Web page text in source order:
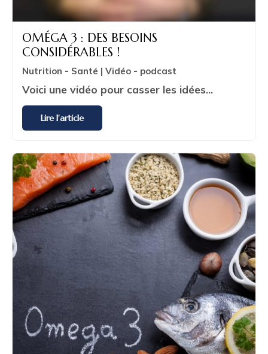
OMÉGA 3 : DES BESOINS
CONSIDÉRABLES !
Nutrition - Santé | Vidéo - podcast
Voici une vidéo pour casser les idées...
Lire l'article